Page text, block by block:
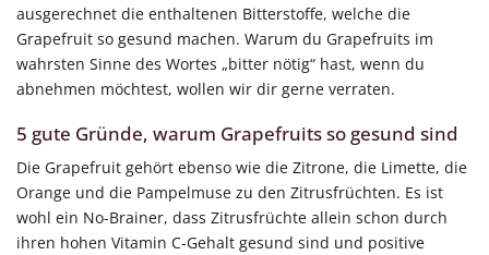
ausgerechnet die enthaltenen Bitterstoffe, welche die
Grapefruit so gesund machen. Warum du Grapefruits im
wahrsten Sinne des Wortes „bitter nötig“ hast, wenn du
abnehmen möchtest, wollen wir dir gerne verraten.
5 gute Gründe, warum Grapefruits so gesund sind
Die Grapefruit gehört ebenso wie die Zitrone, die Limette, die
Orange und die Pampelmuse zu den Zitrusfrüchten. Es ist
wohl ein No-Brainer, dass Zitrusfrüchte allein schon durch
ihren hohen Vitamin C-Gehalt gesund sind und positive